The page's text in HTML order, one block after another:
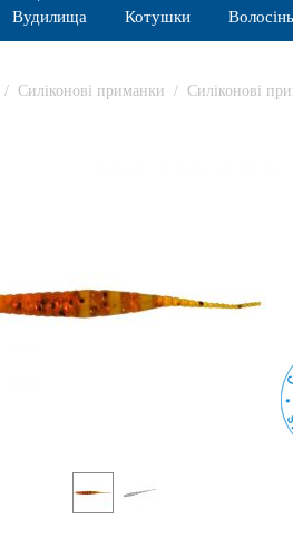
Вудилища Котушки Волосінь
/ Силіконові приманки / Силіконові